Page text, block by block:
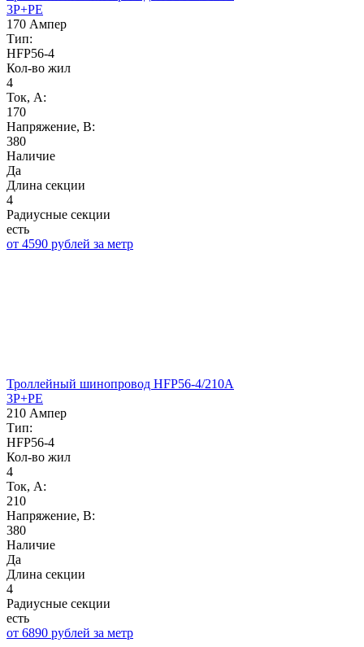
3P+PE
170 Ампер
Тип:
HFP56-4
Кол-во жил
4
Ток, А:
170
Напряжение, B:
380
Наличие
Да
Длина секции
4
Радиусные секции
есть
от 4590 рублей за метр
Троллейный шинопровод HFP56-4/210А
3P+PE
210 Ампер
Тип:
HFP56-4
Кол-во жил
4
Ток, А:
210
Напряжение, B:
380
Наличие
Да
Длина секции
4
Радиусные секции
есть
от 6890 рублей за метр